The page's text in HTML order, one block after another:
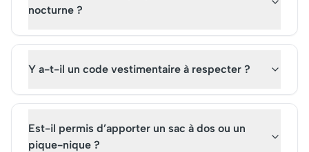
nocturne ?
Y a-t-il un code vestimentaire à respecter ?
Est-il permis d’apporter un sac à dos ou un
pique-nique ?